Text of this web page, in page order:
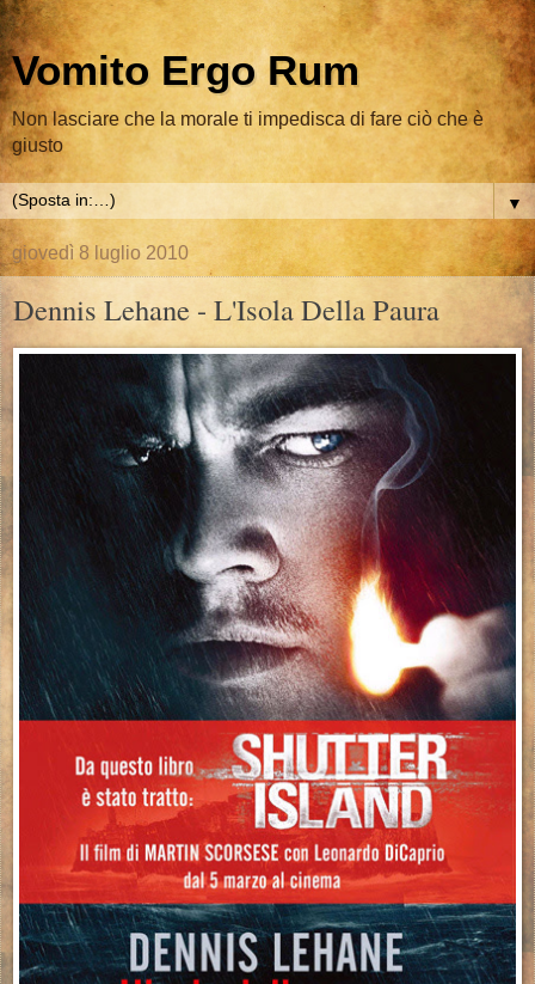
Vomito Ergo Rum
Non lasciare che la morale ti impedisca di fare ciò che è
giusto
▼
giovedì 8 luglio 2010
Dennis Lehane - L'Isola Della Paura